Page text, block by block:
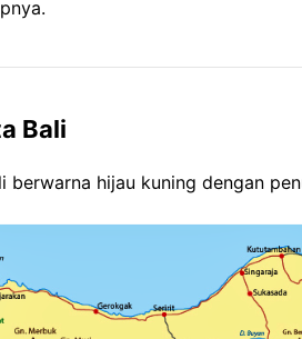
Bali
berwarna hijau kuning dengan